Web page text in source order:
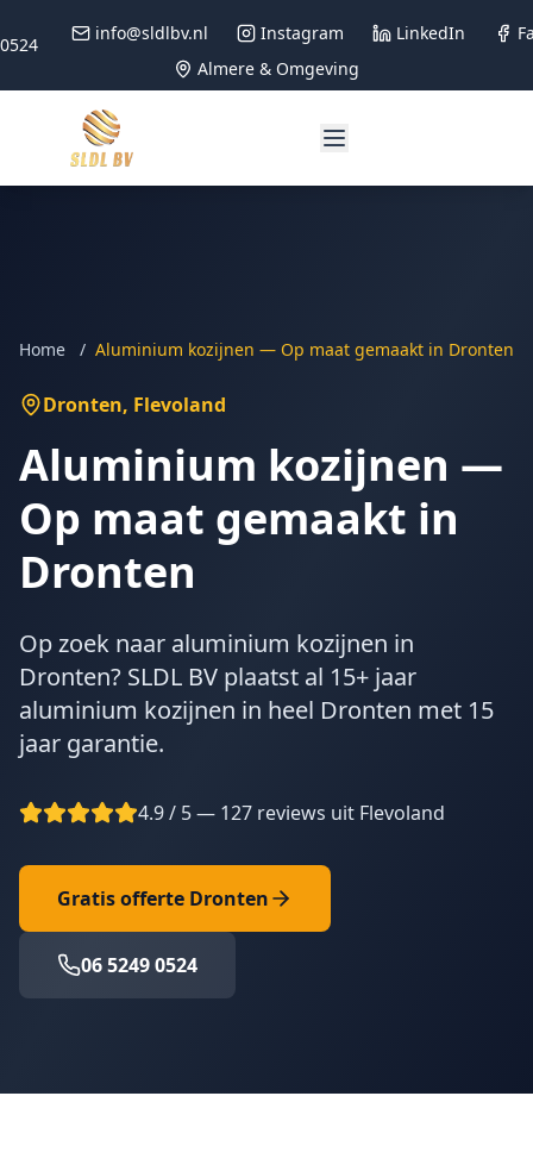
info@sldlbv.nl Instagram LinkedIn
Almere & Omgeving
Home / Aluminium kozijnen — Op maat gemaakt in Dronten
Dronten, Flevoland
Aluminium kozijnen —
Op maat gemaakt in
Dronten
Op zoek naar aluminium kozijnen in
Dronten? SLDL BV plaatst al 15+ jaar
aluminium kozijnen in heel Dronten met 15
jaar garantie.
4.9 / 5 — 127 reviews uit Flevoland
Gratis offerte Dronten
06 5249 0524